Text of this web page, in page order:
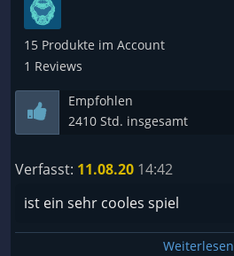
15 Produkte im Account
1 Reviews
Empfohlen
2410 Std. insgesamt
Verfasst: 11.08.20 14:42
ist ein sehr cooles spiel
Weiterlesen